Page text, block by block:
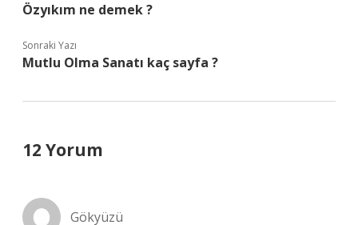
Özyıkım ne demek ?
Sonraki Yazı
Mutlu Olma Sanatı kaç sayfa ?
12 Yorum
Gökyüzü